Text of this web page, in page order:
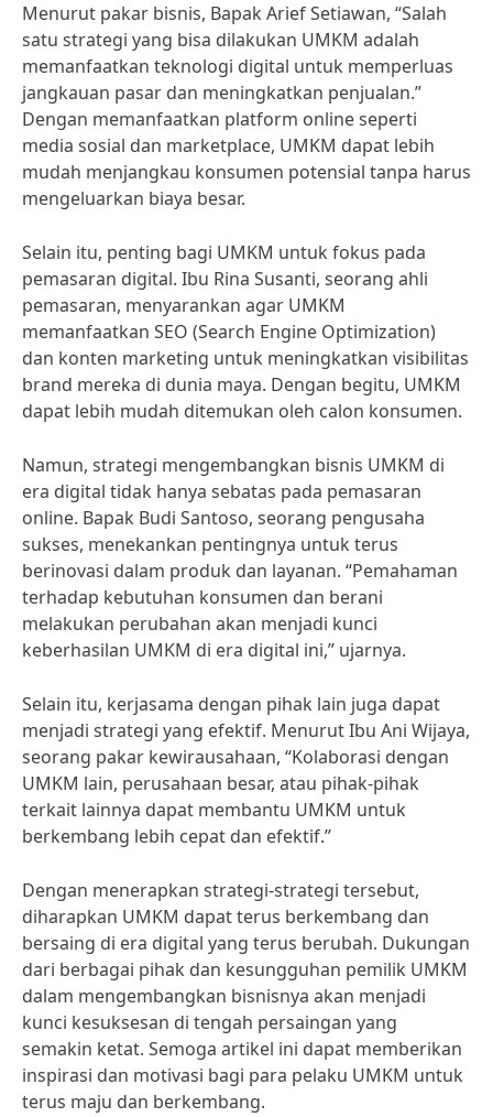
Menurut pakar bisnis, Bapak Arief Setiawan, “Salah
satu strategi yang bisa dilakukan UMKM adalah
memanfaatkan teknologi digital untuk memperluas
jangkauan pasar dan meningkatkan penjualan.”
Dengan memanfaatkan platform online seperti
media sosial dan marketplace, UMKM dapat lebih
mudah menjangkau konsumen potensial tanpa harus
mengeluarkan biaya besar.
Selain itu, penting bagi UMKM untuk fokus pada
pemasaran digital. Ibu Rina Susanti, seorang ahli
pemasaran, menyarankan agar UMKM
memanfaatkan SEO (Search Engine Optimization)
dan konten marketing untuk meningkatkan visibilitas
brand mereka di dunia maya. Dengan begitu, UMKM
dapat lebih mudah ditemukan oleh calon konsumen.
Namun, strategi mengembangkan bisnis UMKM di
era digital tidak hanya sebatas pada pemasaran
online. Bapak Budi Santoso, seorang pengusaha
sukses, menekankan pentingnya untuk terus
berinovasi dalam produk dan layanan. “Pemahaman
terhadap kebutuhan konsumen dan berani
melakukan perubahan akan menjadi kunci
keberhasilan UMKM di era digital ini,” ujarnya.
Selain itu, kerjasama dengan pihak lain juga dapat
menjadi strategi yang efektif. Menurut Ibu Ani Wijaya,
seorang pakar kewirausahaan, “Kolaborasi dengan
UMKM lain, perusahaan besar, atau pihak-pihak
terkait lainnya dapat membantu UMKM untuk
berkembang lebih cepat dan efektif.”
Dengan menerapkan strategi-strategi tersebut,
diharapkan UMKM dapat terus berkembang dan
bersaing di era digital yang terus berubah. Dukungan
dari berbagai pihak dan kesungguhan pemilik UMKM
dalam mengembangkan bisnisnya akan menjadi
kunci kesuksesan di tengah persaingan yang
semakin ketat. Semoga artikel ini dapat memberikan
inspirasi dan motivasi bagi para pelaku UMKM untuk
terus maju dan berkembang.